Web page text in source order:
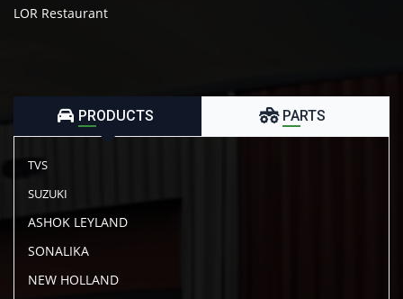
LOR Restaurant
PRODUCTS PARTS
TVS
SUZUKI
ASHOK LEYLAND
SONALIKA
NEW HOLLAND